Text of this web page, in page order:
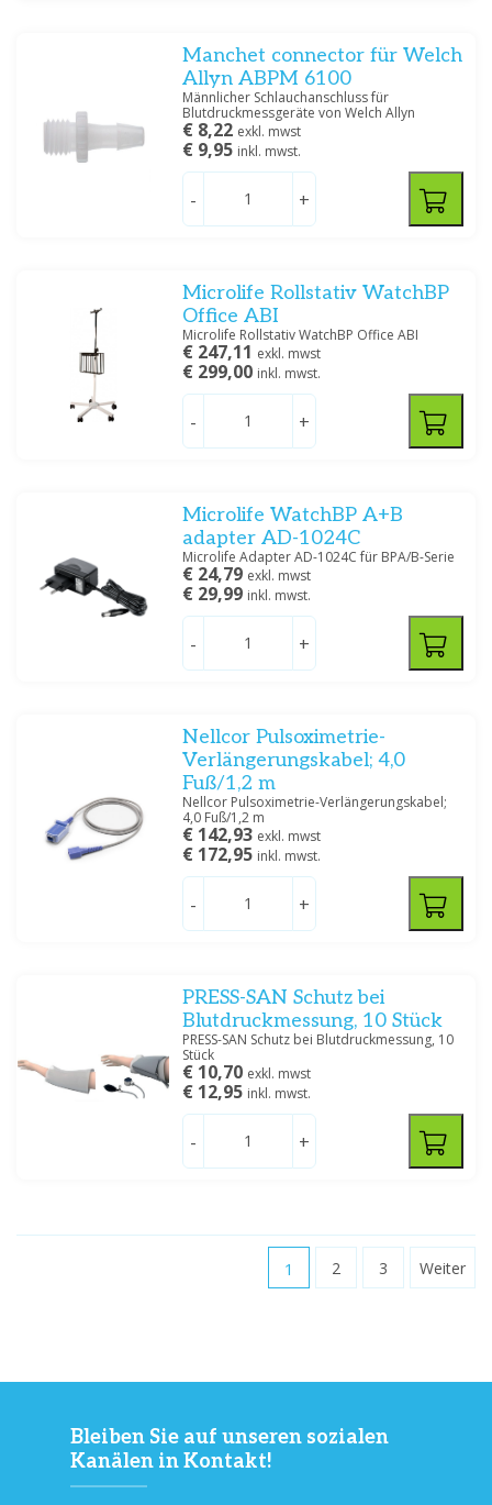
Manchet connector für Welch
Allyn ABPM 6100
Männlicher Schlauchanschluss für
Blutdruckmessgeräte von Welch Allyn
€ 8,22 exkl. mwst
€ 9,95 inkl. mwst.
- +
Microlife Rollstativ WatchBP
Office ABI
Microlife Rollstativ WatchBP Office ABI
€ 247,11 exkl. mwst
€ 299,00 inkl. mwst.
- +
Microlife WatchBP A+B
adapter AD-1024C
Microlife Adapter AD-1024C für BPA/B-Serie
€ 24,79 exkl. mwst
€ 29,99 inkl. mwst.
- +
Nellcor Pulsoximetrie-
Verlängerungskabel; 4,0
Fuß/1,2 m
Nellcor Pulsoximetrie-Verlängerungskabel;
4,0 Fuß/1,2 m
€ 142,93 exkl. mwst
€ 172,95 inkl. mwst.
- +
PRESS-SAN Schutz bei
Blutdruckmessung, 10 Stück
PRESS-SAN Schutz bei Blutdruckmessung, 10
Stück
€ 10,70 exkl. mwst
€ 12,95 inkl. mwst.
- +
1 2 3 Weiter
Bleiben Sie auf unseren sozialen
Kanälen in Kontakt!